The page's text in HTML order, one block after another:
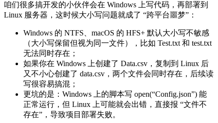
咱们很多搞开发的小伙伴会在 Windows 上写代码，再部署到
Linux 服务器，这时候大小写问题就成了 “跨平台噩梦”：
Windows 的 NTFS、macOS 的 HFS+ 默认大小写不敏感
（大小写保留但视为同一文件），比如 Test.txt 和 test.txt
无法同时存在；
如果你在 Windows 上创建了 Data.csv，复制到 Linux 后
又不小心创建了 data.csv，两个文件会同时存在，后续读
写很容易搞混；
更坑的是：Windows 上的脚本写 open(“Config.json”) 能
正常运行，但 Linux 上可能就会出错，直接报 “文件不
存在”，导致项目部署失败。